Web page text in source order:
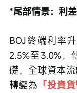
*尾部情景：利
BOJ終端利率
2.5%至3.0%，
礎，全球資本
轉變為 「投資貨